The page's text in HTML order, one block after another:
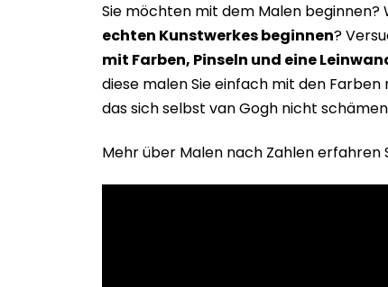
Sie möchten mit dem Malen beginnen?
echten Kunstwerkes beginnen?
mit Farben, Pinseln und eine
diese malen Sie einfach mit den
das sich selbst van Gogh nicht
Mehr über Malen nach Zahlen erfahren